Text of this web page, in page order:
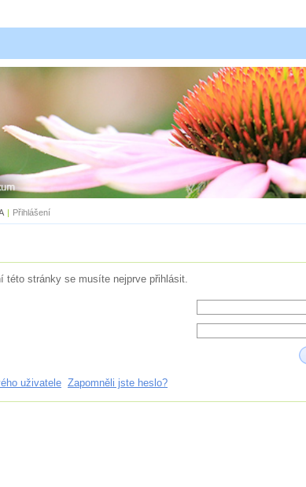
| Přihlášení
této stránky se musíte nejprve přihlásit.
uživatele Zapomněli jste heslo?